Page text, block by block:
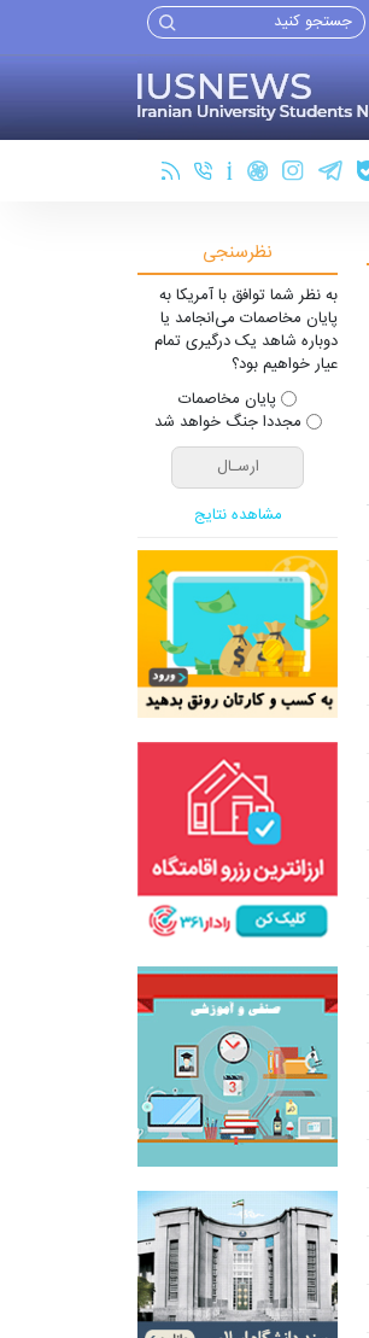
نظرسنجی
به نظر شما توافق با آمریکا به
پایان مخاصمات می‌انجامد یا
دوباره شاهد یک درگیری تمام
عیار خواهیم بود؟
پایان مخاصمات
مجددا جنگ خواهد شد
مشاهده نتایج